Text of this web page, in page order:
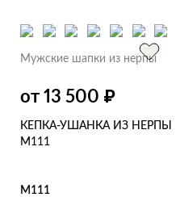
Мужские шапки из нерпы
от 13 500 ₽
КЕПКА-УШАНКА ИЗ НЕРПЫ
M111
M111